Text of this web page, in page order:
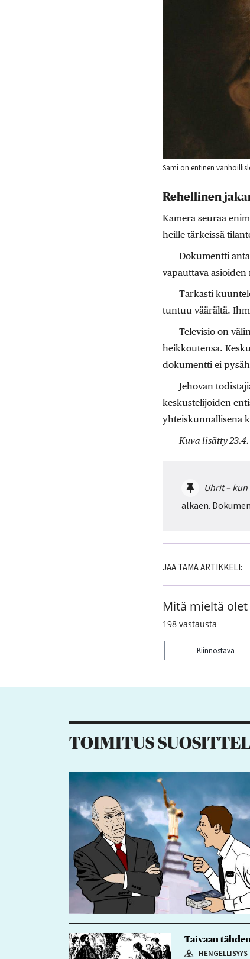
Sami on entinen
Rehellinen
Kamera seuraa
heille tärkeissä
Dokumentti
vapauttava
Tarkasti
tuntuu väärältä.
Televisio on
heikkoutensa.
dokumentti ei
Jehovan
keskustelijoiden
yhteiskunnallisena
Kuva lisätty
Uhrit –
alkaen.
JAA TÄMÄ ARTIKKELI:
Mitä mieltä
198 vastausta
Kiinnostava
TOIMITUS
Taivaan
HENGELLISYYS